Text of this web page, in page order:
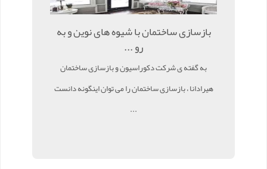
بازسازی ساختمان با شیوه های نوین و به
رو ...
به گفته ی شرکت دکوراسیون و بازسازی ساختمان
هیرادانا ، بازسازی ساختمان را می توان اینگونه دانست
...